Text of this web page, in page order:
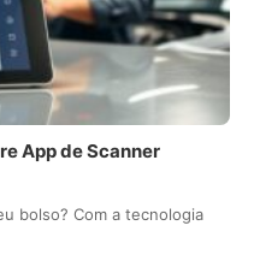
App de Scanner
bolso? Com a tecnologia